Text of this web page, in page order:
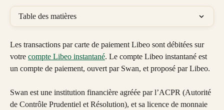
Table des matières
Les transactions par carte de paiement Libeo sont débitées sur
votre compte Libeo instantané. Le compte Libeo instantané est
un compte de paiement, ouvert par Swan, et proposé par Libeo.
Swan est une institution financière agréée par l’ACPR (Autorité
de Contrôle Prudentiel et Résolution), et sa licence de monnaie